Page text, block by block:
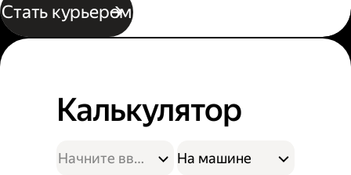
Стать курьером
Калькулятор
На машине